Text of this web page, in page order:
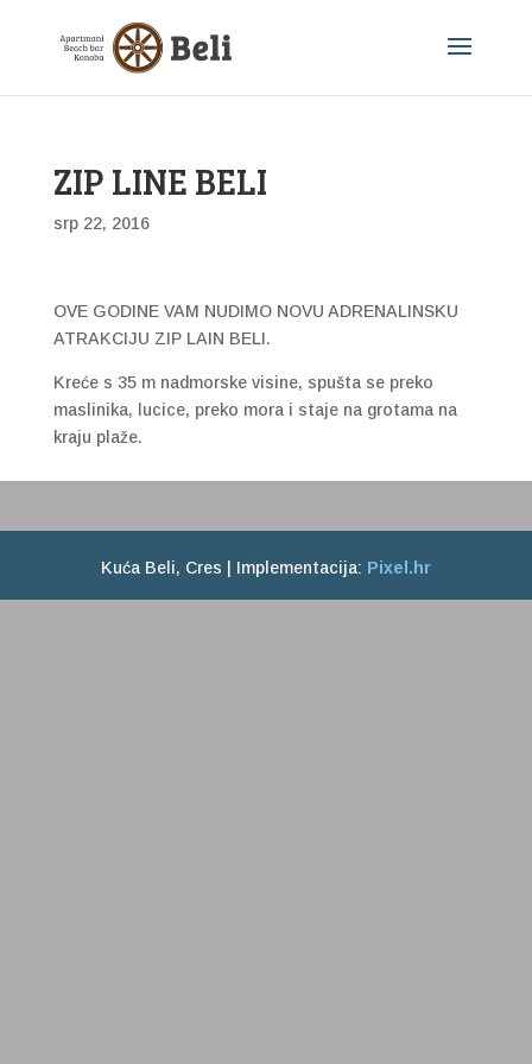
ZIP LINE BELI
srp 22, 2016
OVE GODINE VAM NUDIMO NOVU ADRENALINSKU
ATRAKCIJU ZIP LAIN BELI.
Kreće s 35 m nadmorske visine, spušta se preko
maslinika, lucice, preko mora i staje na grotama na
kraju plaže.
Kuća Beli, Cres | Implementacija: Pixel.hr